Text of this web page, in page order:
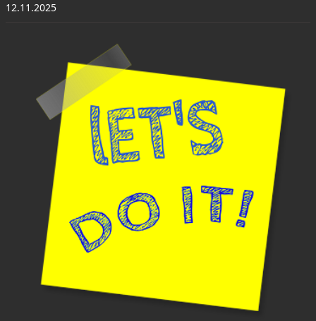
12.11.2025